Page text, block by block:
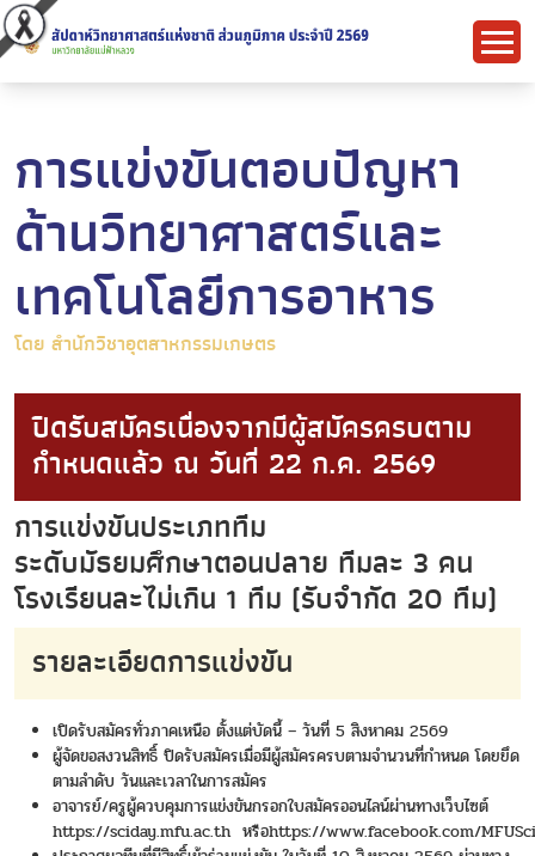
การแข่งขันตอบปัญหา
ด้านวิทยาศาสตร์และ
เทคโนโลยีการอาหาร
โดย สำนักวิชาอุตสาหกรรมเกษตร
ปิดรับสมัครเนื่องจากมีผู้สมัครครบตาม
กำหนดแล้ว ณ วันที่ 22 ก.ค. 2569
การแข่งขันประเภททีม
ระดับมัธยมศึกษาตอนปลาย ทีมละ 3 คน
โรงเรียนละไม่เกิน 1 ทีม (รับจำกัด 20 ทีม)
รายละเอียดการแข่งขัน
เปิดรับสมัครทั่วภาคเหนือ ตั้งแต่บัดนี้ – วันที่ 5 สิงหาคม 2569
ผู้จัดขอสงวนสิทธิ์ ปิดรับสมัครเมื่อมีผู้สมัครครบตามจำนวนที่กำหนด โดยยึด
ตามลำดับ วันและเวลาในการสมัคร
อาจารย์/ครูผู้ควบคุมการแข่งขันกรอกใบสมัครออนไลน์ผ่านทางเว็บไซต์
https://sciday.mfu.ac.thหรือhttps://www.facebook.com/